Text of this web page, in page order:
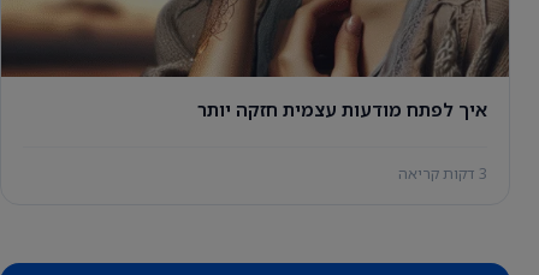
איך לפתח מודעות עצמית חזקה יותר
3 דקות קריאה